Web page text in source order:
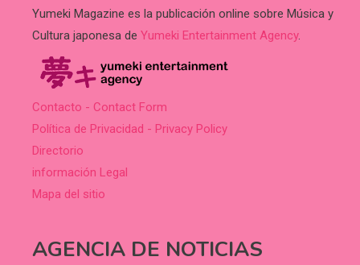
Yumeki Magazine es la publicación online sobre Música y
Cultura japonesa de Yumeki Entertainment Agency.
Contacto - Contact Form
Política de Privacidad - Privacy Policy
Directorio
información Legal
Mapa del sitio
AGENCIA DE NOTICIAS